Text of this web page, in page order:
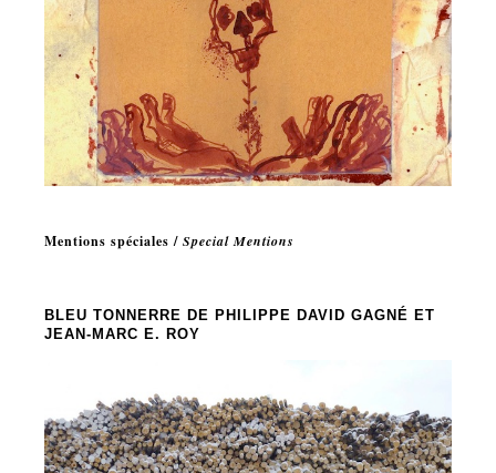
Mentions spéciales /Special Mentions
BLEU TONNERRE DE PHILIPPE DAVID GAGNÉ ET
JEAN-MARC E. ROY